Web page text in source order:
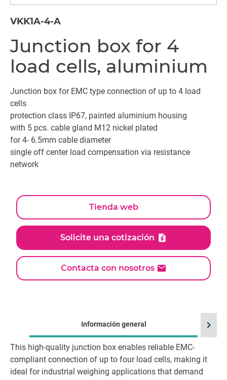
VKK1A-4-A
Junction box for 4
load cells, aluminium
Junction box for EMC type connection of up to 4 load
cells
protection class IP67, painted aluminium housing
with 5 pcs. cable gland M12 nickel plated
for 4- 6.5mm cable diameter
single off center load compensation via resistance
network
Tienda web
Solicite una cotización
Contacta con nosotros
Información general
This high-quality junction box enables reliable EMC-
compliant connection of up to four load cells, making it
ideal for industrial weighing applications that demand
chevron_right